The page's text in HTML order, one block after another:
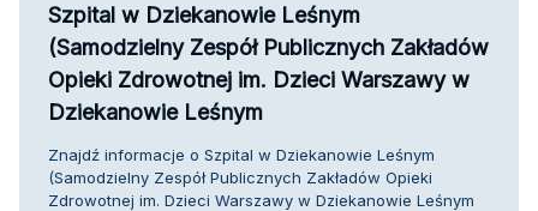
Szpital w Dziekanowie Leśnym
(Samodzielny Zespół Publicznych Zakładów
Opieki Zdrowotnej im. Dzieci Warszawy w
Dziekanowie Leśnym
Znajdź informacje o Szpital w Dziekanowie Leśnym
(Samodzielny Zespół Publicznych Zakładów Opieki
Zdrowotnej im. Dzieci Warszawy w Dziekanowie Leśnym